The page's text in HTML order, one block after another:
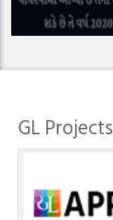
GL Projects